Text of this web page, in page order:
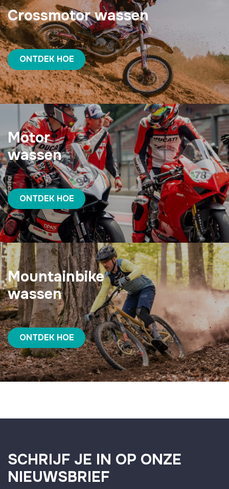
Crossmotor wassen
ONTDEK HOE
Motor
wassen
ONTDEK HOE
Mountainbike
wassen
ONTDEK HOE
SCHRIJF JE IN OP ONZE
NIEUWSBRIEF